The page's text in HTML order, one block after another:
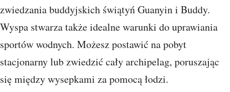
zwiedzania buddyjskich świątyń Guanyin i Buddy.
Wyspa stwarza także idealne warunki do uprawiania
sportów wodnych. Możesz postawić na pobyt
stacjonarny lub zwiedzić cały archipelag, poruszając
się między wysepkami za pomocą łodzi.